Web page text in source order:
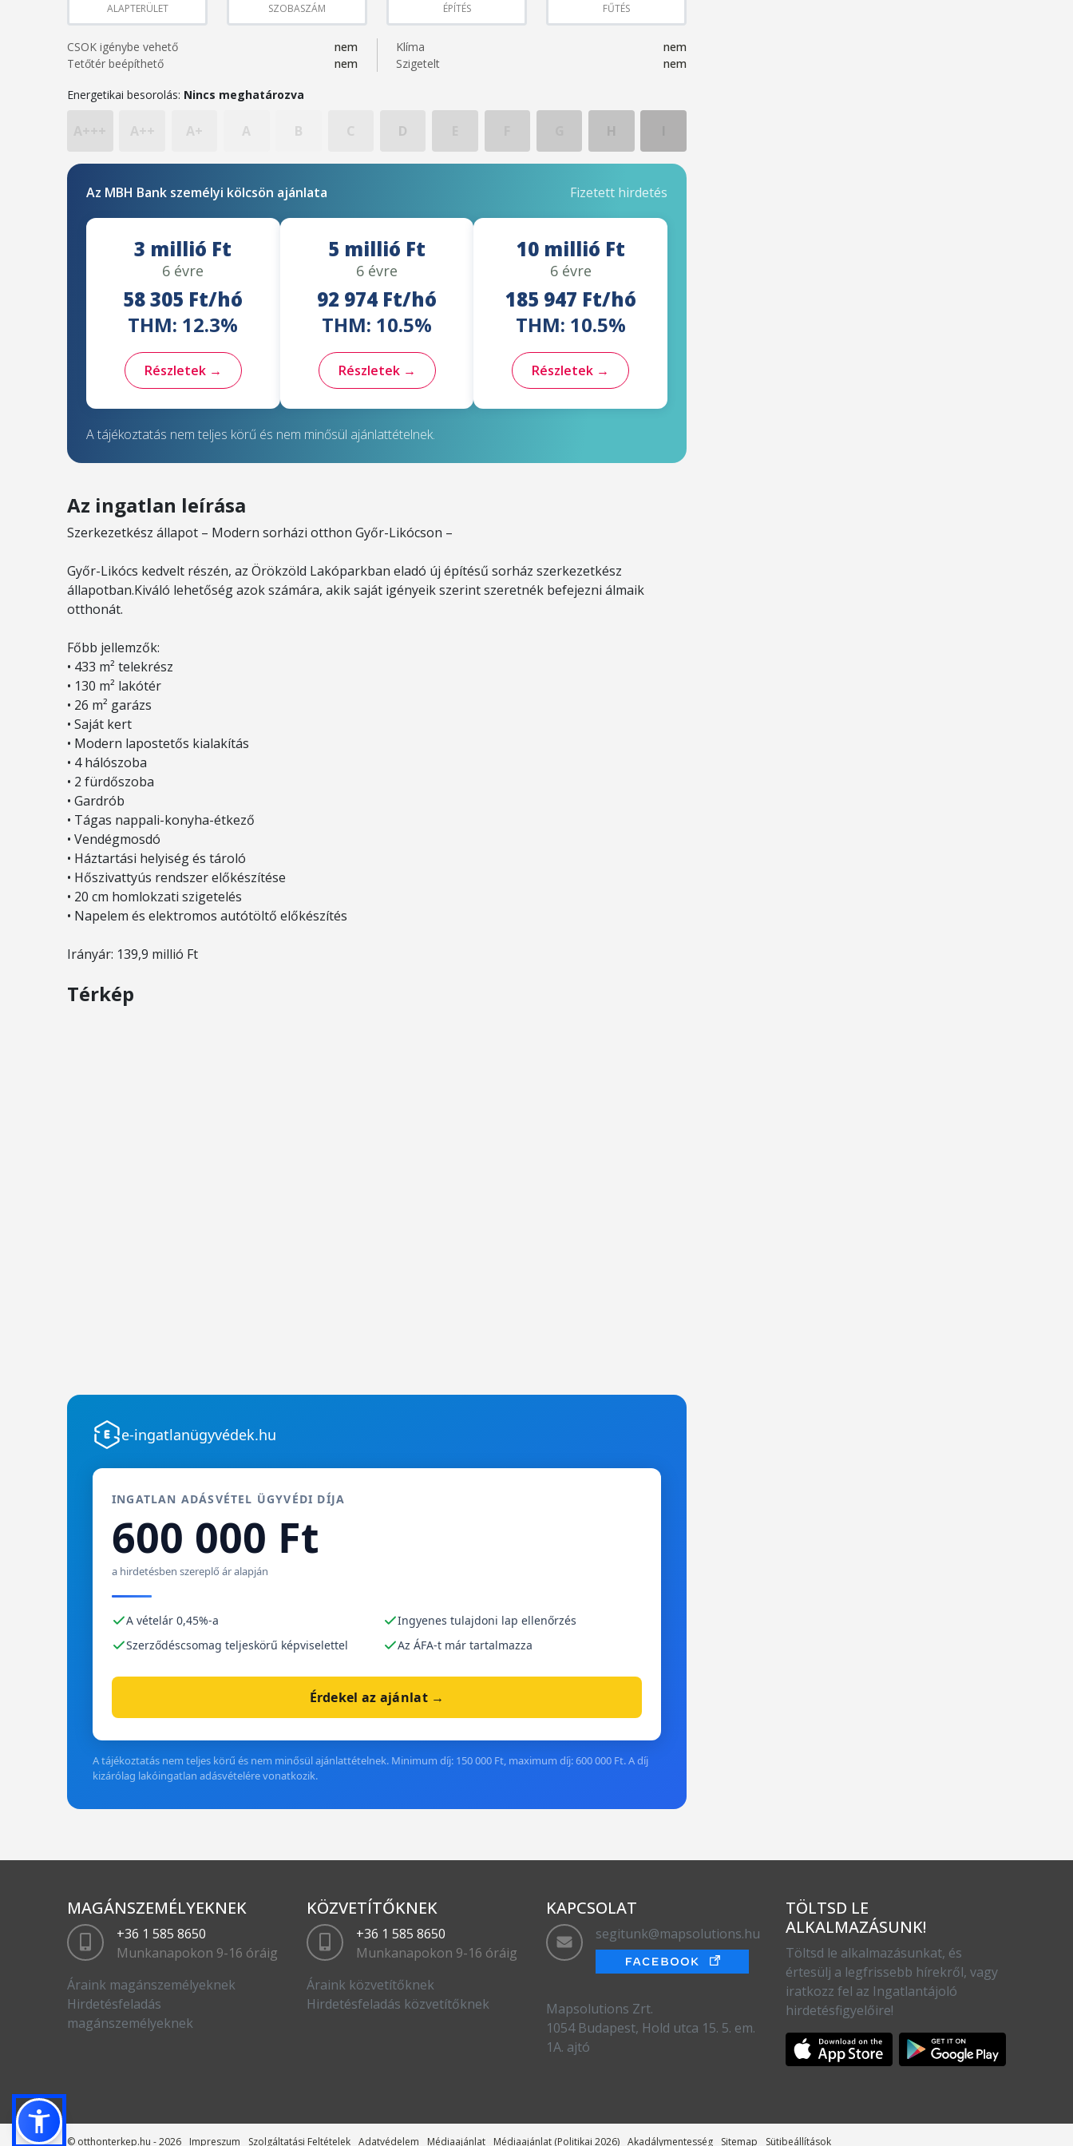
ALAPTERÜLET SZOBASZÁM ÉPÍTÉS FŰTÉS
CSOK igénybe vehető
nem
Tetőtér beépíthető
nem
Klíma
nem
Szigetelt
nem
Energetikai besorolás: Nincs meghatározva
A++ A+ A B C D
Az MBH Bank személyi kölcsön ajánlata Fizetett hirdetés
3 millió Ft
6 évre
58 305 Ft/hó
THM: 12.3%
Részletek →
5 millió Ft
6 évre
92 974 Ft/hó
THM: 10.5%
Részletek →
10 millió Ft
6 évre
185 947 Ft/hó
THM: 10.5%
Részletek →
A tájékoztatás nem teljes körű és nem minősül ajánlattételnek.
Az ingatlan leírása
Szerkezetkész állapot – Modern sorházi otthon Győr-Likócson –
Győr-Likócs kedvelt részén, az Örökzöld Lakóparkban eladó új építésű sorház szerkezetkész
állapotban.Kiváló lehetőség azok számára, akik saját igényeik szerint szeretnék befejezni álmaik
otthonát.
Főbb jellemzők:
• 433 m² telekrész
• 130 m² lakótér
• 26 m² garázs
• Saját kert
• Modern lapostetős kialakítás
• 4 hálószoba
• 2 fürdőszoba
• Gardrób
• Tágas nappali-konyha-étkező
• Vendégmosdó
• Háztartási helyiség és tároló
• Hőszivattyús rendszer előkészítése
• 20 cm homlokzati szigetelés
• Napelem és elektromos autótöltő előkészítés
Irányár: 139,9 millió Ft
Térkép
e-ingatlanügyvédek.hu
INGATLAN ADÁSVÉTEL ÜGYVÉDI DÍJA
600 000 Ft
a hirdetésben szereplő ár alapján
A vételár 0,45%-a
Szerződéscsomag teljeskörű képviselettel
Ingyenes tulajdoni lap ellenőrzés
Az ÁFA-t már tartalmazza
Érdekel az ajánlat →
A tájékoztatás nem teljes körű és nem minősül ajánlattételnek. Minimum díj: 150 000 Ft, maximum díj: 600 000 Ft. A díj
kizárólag lakóingatlan adásvételére vonatkozik.
MAGÁNSZEMÉLYEKNEK
+36 1 585 8650
Munkanapokon 9-16 óráig
Áraink magánszemélyeknek
Hirdetésfeladás
magánszemélyeknek
KÖZVETÍTŐKNEK
+36 1 585 8650
Munkanapokon 9-16 óráig
Áraink közvetítőknek
Hirdetésfeladás közvetítőknek
KAPCSOLAT
segitunk@mapsolutions.hu
Mapsolutions Zrt.
1054 Budapest, Hold utca 15. 5. em.
1A. ajtó
TÖLTSD LE
ALKALMAZÁSUNK!
Töltsd le alkalmazásunkat, és
értesülj a legfrissebb hírekről, vagy
iratkozz fel az Ingatlantájoló
hirdetésfigyelőire!
© otthonterkep.hu - 2026 Impreszum Szolgáltatási Feltételek Adatvédelem Médiaajánlat Médiaajánlat (Politikai 2026) Akadálymentesség Sitemap Sütibeállítások